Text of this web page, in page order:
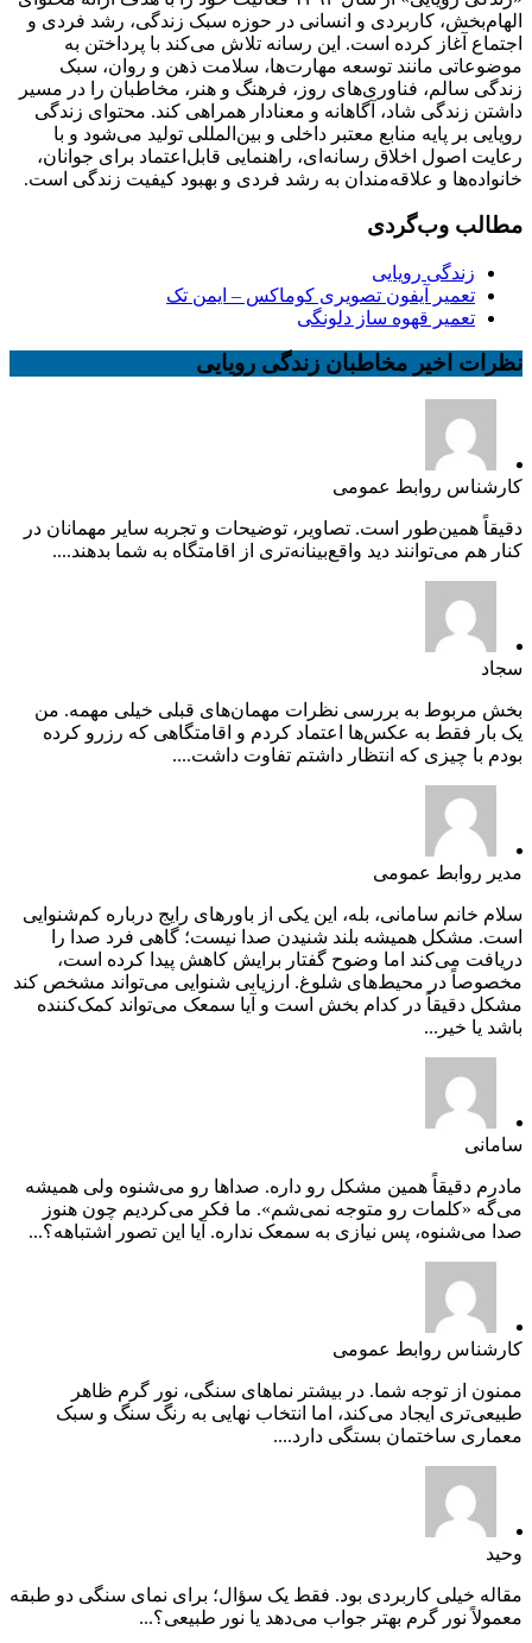
الهام‌بخش، کاربردی و انسانی در حوزه سبک زندگی، رشد فردی و
اجتماع آغاز کرده است. این رسانه تلاش می‌کند با پرداختن به
موضوعاتی مانند توسعه مهارت‌ها، سلامت ذهن و روان، سبک
زندگی سالم، فناوری‌های روز، فرهنگ و هنر، مخاطبان را در مسیر
داشتن زندگی شاد، آگاهانه و معنادار همراهی کند. محتوای زندگی
رویایی بر پایه منابع معتبر داخلی و بین‌المللی تولید می‌شود و با
رعایت اصول اخلاق رسانه‌ای، راهنمایی قابل‌اعتماد برای جوانان،
خانواده‌ها و علاقه‌مندان به رشد فردی و بهبود کیفیت زندگی است.
مطالب وب‌گردی
زندگی رویایی
تعمیر آیفون تصویری کوماکس – ایمن تک
تعمیر قهوه ساز دلونگی
نظرات اخیر مخاطبان زندگی رویایی
کارشناس روابط عمومی
دقیقاً همین‌طور است. تصاویر، توضیحات و تجربه سایر مهمانان در
کنار هم می‌توانند دید واقع‌بینانه‌تری از اقامتگاه به شما بدهند....
سجاد
بخش مربوط به بررسی نظرات مهمان‌های قبلی خیلی مهمه. من
یک بار فقط به عکس‌ها اعتماد کردم و اقامتگاهی که رزرو کرده
بودم با چیزی که انتظار داشتم تفاوت داشت....
مدیر روابط عمومی
سلام خانم سامانی، بله، این یکی از باورهای رایج درباره کم‌شنوایی
است. مشکل همیشه بلند شنیدن صدا نیست؛ گاهی فرد صدا را
دریافت می‌کند اما وضوح گفتار برایش کاهش پیدا کرده است،
مخصوصاً در محیط‌های شلوغ. ارزیابی شنوایی می‌تواند مشخص کند
مشکل دقیقاً در کدام بخش است و آیا سمعک می‌تواند کمک‌کننده
باشد یا خیر...
سامانی
مادرم دقیقاً همین مشکل رو داره. صداها رو می‌شنوه ولی همیشه
می‌گه «کلمات رو متوجه نمی‌شم». ما فکر می‌کردیم چون هنوز
صدا می‌شنوه، پس نیازی به سمعک نداره. آیا این تصور اشتباهه؟...
کارشناس روابط عمومی
ممنون از توجه شما. در بیشتر نماهای سنگی، نور گرم ظاهر
طبیعی‌تری ایجاد می‌کند، اما انتخاب نهایی به رنگ سنگ و سبک
معماری ساختمان بستگی دارد....
وحید
مقاله خیلی کاربردی بود. فقط یک سؤال؛ برای نمای سنگی دو طبقه
معمولاً نور گرم بهتر جواب می‌دهد یا نور طبیعی؟...